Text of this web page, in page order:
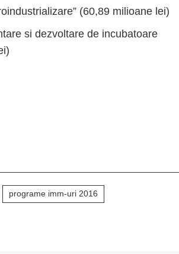
(60,89 milioane lei)
si dezvoltare de incubatoare
programe imm-uri 2016